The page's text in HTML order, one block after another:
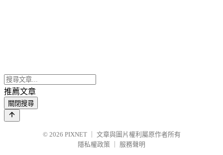
推薦文章
關閉搜尋
© 2026 PIXNET
文章與圖片權利屬原作者所有
隱私權政策
服務聲明